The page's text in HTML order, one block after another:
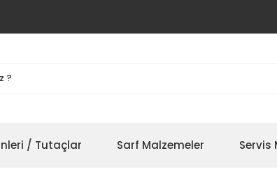
/ Tutaçlar Sarf Malzemeler Servis